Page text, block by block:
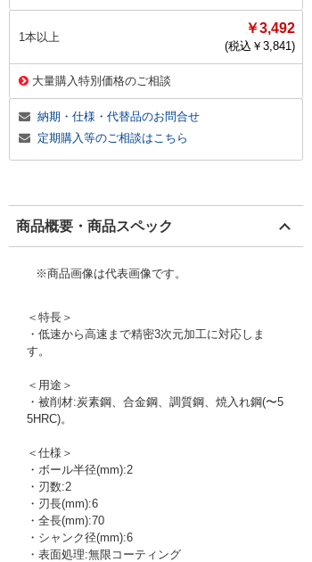
1本以上
￥3,492
(税込￥ 3,841)
大量購入特別価格のご相談
納期・仕様・代替品のお問合せ
定期購入等のご相談はこちら
商品概要・商品スペック
※商品画像は代表画像です。
＜特長＞
・低速から高速まで精密3次元加工に対応しま
す。
＜用途＞
・被削材:炭素鋼、合金鋼、調質鋼、焼入れ鋼(〜5
5HRC)。
＜仕様＞
・ボール半径(mm):2
・刃数:2
・刃長(mm):6
・全長(mm):70
・シャンク径(mm):6
・表面処理:無限コーティング